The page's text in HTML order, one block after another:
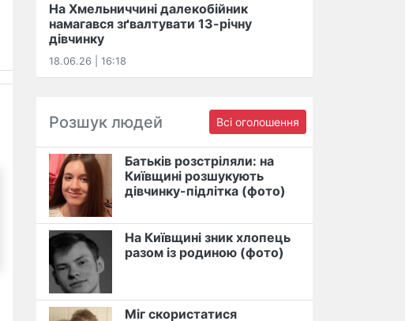
На Хмельниччині далекобійник
намагався зґвалтувати 13-річну
дівчинку
18.06.26 | 16:18
Розшук людей Всі оголошення
Батьків розстріляли: на
Київщині розшукують
дівчинку-підлітка (фото)
На Київщині зник хлопець
разом із родиною (фото)
Міг скористатися